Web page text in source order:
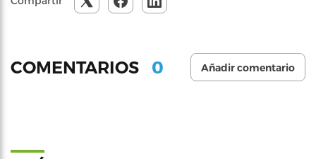
COMENTARIOS 0 Añadir comentario